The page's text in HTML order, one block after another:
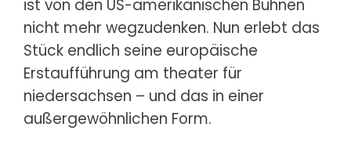
ist von den US-amerikanischen Bühnen
nicht mehr wegzudenken. Nun erlebt das
Stück endlich seine europäische
Erstaufführung am theater für
niedersachsen – und das in einer
außergewöhnlichen Form.